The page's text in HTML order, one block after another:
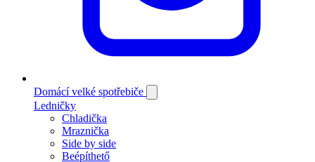
Domácí velké spotřebiče
Ledničky
Chladička
Mraznička
Side by side
Beépíthető